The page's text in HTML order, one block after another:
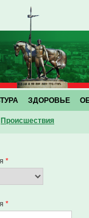
Проиcшествия
ЗДОРОВЬЕ
*
*